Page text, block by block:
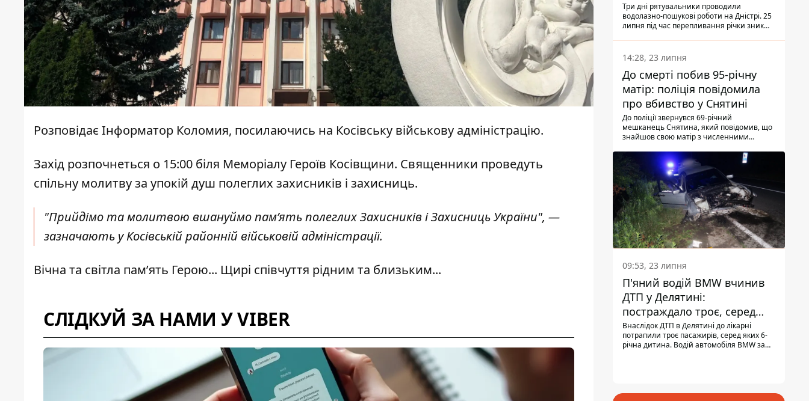
Розповідає Інформатор Коломия, посилаючись на Косівську військову адміністрацію.
Захід розпочнеться о 15:00 біля Меморіалу Героїв Косівщини. Священники проведуть
спільну молитву за упокій душ полеглих захисників і захисниць.
"Прийдімо та молитвою вшануймо пам’ять полеглих Захисників і Захисниць України", —
зазначають у Косівській районній військовій адміністрації.
Вічна та світла памʼять Герою... Щирі співчуття рідним та близьким...
СЛІДКУЙ ЗА НАМИ У VIBER
Три дні рятувальники проводили
водолазно-пошукові роботи на Дністрі. 25
липня під час перепливання річки зник
виявили тіло.
14:28, 23 липня
До смерті побив 95-річну
матір: поліція повідомила
про вбивство у Снятині
До поліції звернувся 69-річний
мешканець Снятина, який повідомив, що
знайшов свою матір з численними
з'ясували правоохоронці, ці травми жінці
наніс її син.
09:53, 23 липня
П'яний водій BMW вчинив
ДТП у Делятині:
постраждало троє, серед
них - дитина
Внаслідок ДТП в Делятині до лікарні
потрапили троє пасажирів, серед яких 6-
річна дитина. Водій автомобіля BMW за